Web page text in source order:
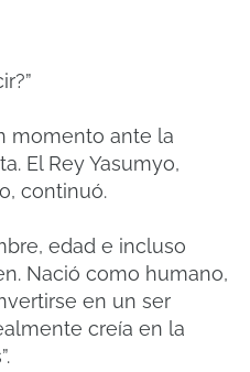
momento ante la
El Rey Yasumyo,
continuó.
edad e incluso
Nació como humano,
en un ser
creía en la